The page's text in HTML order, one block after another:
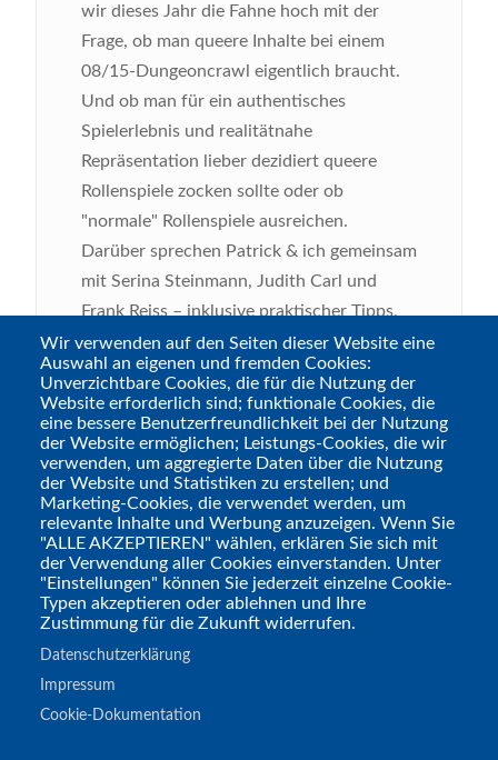
wir dieses Jahr die Fahne hoch mit der
Frage, ob man queere Inhalte bei einem
08/15-Dungeoncrawl eigentlich braucht.
Und ob man für ein authentisches
Spielerlebnis und realitätnahe
Repräsentation lieber dezidiert queere
Rollenspiele zocken sollte oder ob
"normale" Rollenspiele ausreichen.
Darüber sprechen Patrick & ich gemeinsam
mit Serina Steinmann, Judith Carl und
Frank Reiss – inklusive praktischer Tipps,
persönlicher Erfahrungen und einem Blick
darauf, wie queere Perspektiven
Rollenspielrunden bereichern können. Hört
rein und feiert mit uns den Pride Month
am Spieltisch!
Wir verwenden auf den Seiten dieser Website eine
Auswahl an eigenen und fremden Cookies:
Unverzichtbare Cookies, die für die Nutzung der
Website erforderlich sind; funktionale Cookies, die
eine bessere Benutzerfreundlichkeit bei der Nutzung
der Website ermöglichen; Leistungs-Cookies, die wir
verwenden, um aggregierte Daten über die Nutzung
der Website und Statistiken zu erstellen; und
Marketing-Cookies, die verwendet werden, um
relevante Inhalte und Werbung anzuzeigen. Wenn Sie
"ALLE AKZEPTIEREN" wählen, erklären Sie sich mit
der Verwendung aller Cookies einverstanden. Unter
"Einstellungen" können Sie jederzeit einzelne Cookie-
Typen akzeptieren oder ablehnen und Ihre
Zustimmung für die Zukunft widerrufen.
Datenschutzerklärung
Impressum
Cookie-Dokumentation